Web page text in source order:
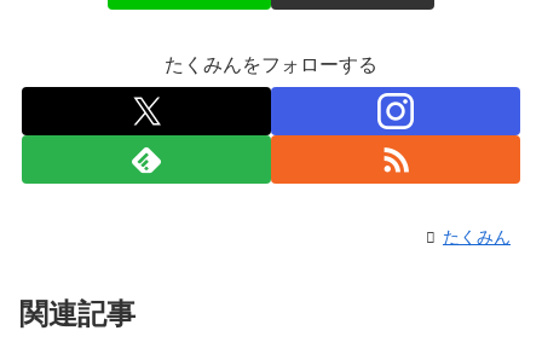
たくみんをフォローする
たくみん
関連記事